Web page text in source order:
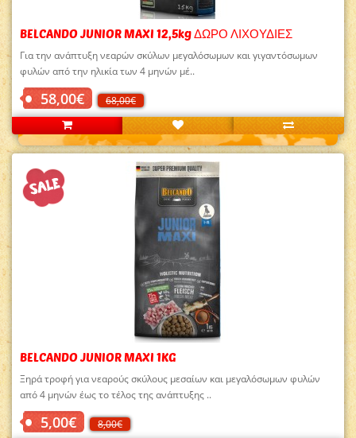
BELCANDO JUNIOR MAXI 12,5kg ΔΩΡΟ ΛΙΧΟΥΔΙΕΣ
Για την ανάπτυξη νεαρών σκύλων μεγαλόσωμων και γιγαντόσωμων
φυλών από την ηλικία των 4 μηνών μέ..
58,00€ 68,00€
BELCANDO JUNIOR MAXI 1KG
Ξηρά τροφή για νεαρούς σκύλους μεσαίων και μεγαλόσωμων φυλών
από 4 μηνών έως το τέλος της ανάπτυξης ..
5,00€ 8,00€